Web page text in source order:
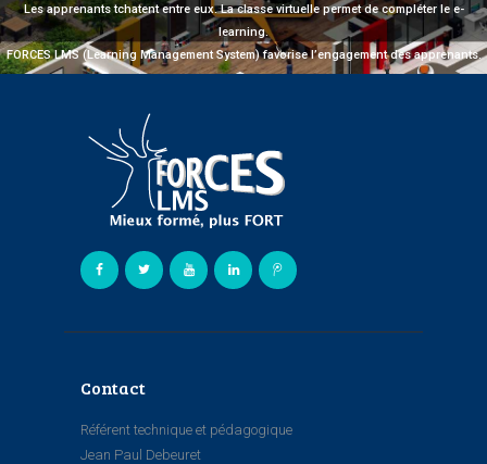
Les apprenants tchatent entre eux. La classe virtuelle permet de compléter le e-
learning.
FORCES LMS (Learning Management System) favorise l’engagement des apprenants.
Contact
Référent technique et pédagogique
Jean Paul Debeuret